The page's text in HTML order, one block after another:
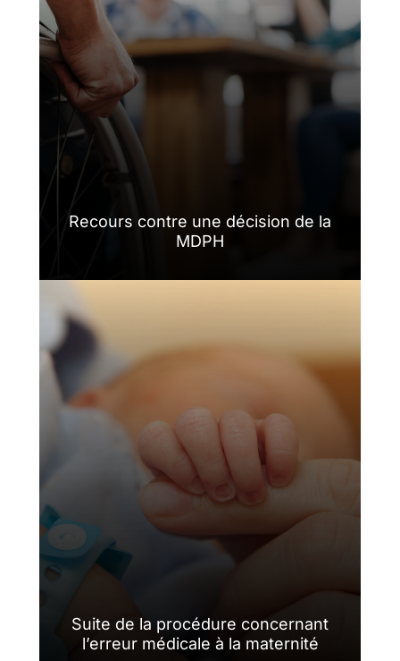
Recours contre une décision de la
MDPH
Suite de la procédure concernant
l’erreur médicale à la maternité